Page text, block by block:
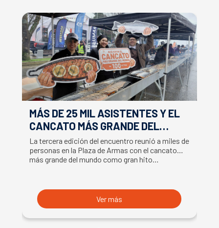
MÁS DE 25 MIL ASISTENTES Y EL
CANCATO MÁS GRANDE DEL
MUNDO MARCAN EXITOSO CIERRE
DE LA SEMANA DEL SALMÓN
La tercera edición del encuentro reunió a miles de
personas en la Plaza de Armas con el cancato
más grande del mundo como gran hito…
Ver más